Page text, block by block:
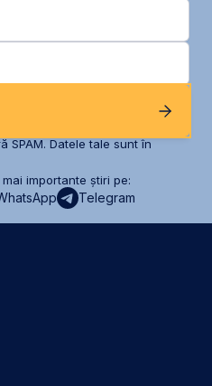
SPAM. Datele tale sunt în
importante știri pe:
Telegram